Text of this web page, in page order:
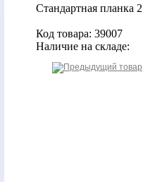
Стандартная планка
Код товара: 39007
Наличие на складе: